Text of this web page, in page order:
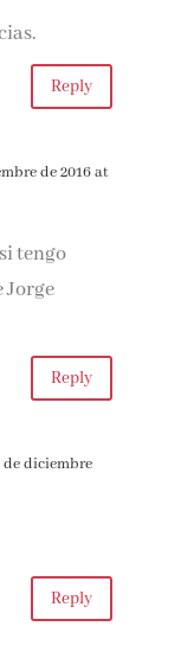
Reply
de 2016 at
tengo
Jorge
Reply
de diciembre
Reply